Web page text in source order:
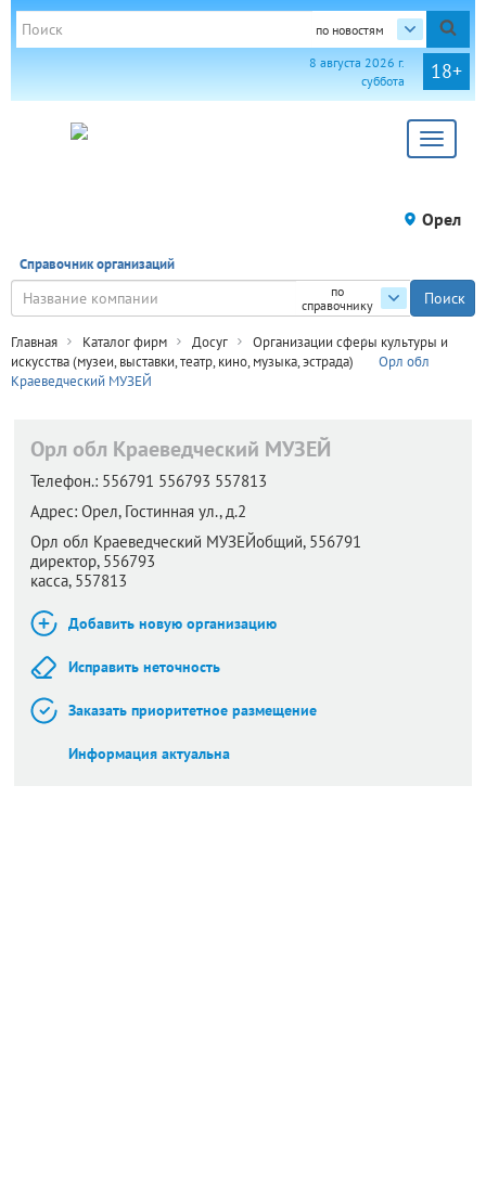
по новостям
18+
8 августа 2026 г.
суббота
Toggle
Орел
Справочник организаций
по
справочнику
Главная Каталог фирм Досуг
Организации сферы культуры и
искусства (музеи, выставки, театр, кино, музыка, эстрада)
Орл обл
Краеведческий МУЗЕЙ
Орл обл Краеведческий МУЗЕЙ
Телефон.: 556791 556793 557813
Адрес: Орел, Гостинная ул., д.2
Орл обл Краеведческий МУЗЕЙобщий, 556791
директор, 556793
касса, 557813
Добавить новую организацию
Исправить неточность
Заказать приоритетное размещение
Информация актуальна